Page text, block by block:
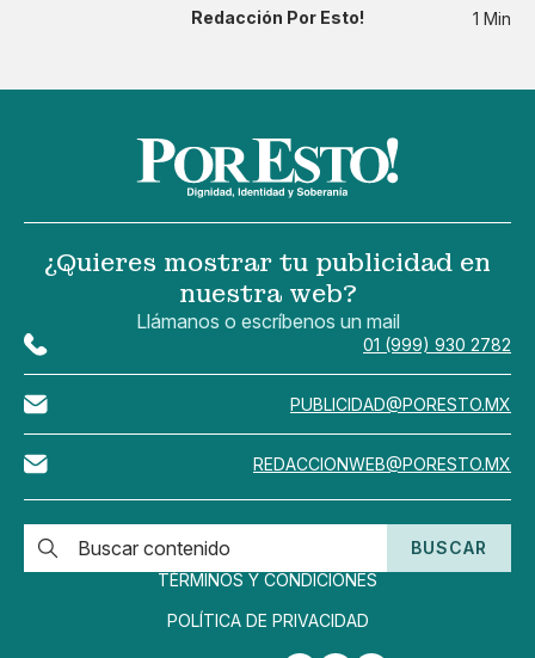
Redacción Por Esto! 1 Min
¿Quieres mostrar tu publicidad en
nuestra web?
Llámanos o escríbenos un mail
01 (999) 930 2782
PUBLICIDAD@PORESTO.MX
REDACCIONWEB@PORESTO.MX
BUSCAR
TÉRMINOS Y CONDICIONES
POLÍTICA DE PRIVACIDAD